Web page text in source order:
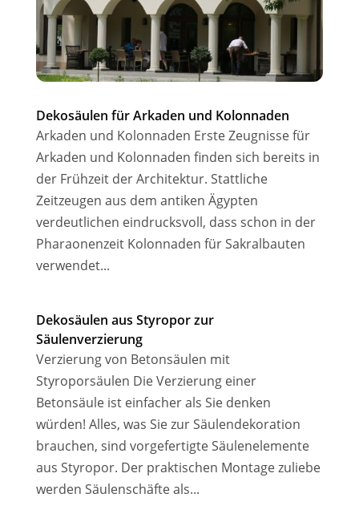
Dekosäulen für Arkaden und Kolonnaden
Arkaden und Kolonnaden Erste Zeugnisse für
Arkaden und Kolonnaden finden sich bereits in
der Frühzeit der Architektur. Stattliche
Zeitzeugen aus dem antiken Ägypten
verdeutlichen eindrucksvoll, dass schon in der
Pharaonenzeit Kolonnaden für Sakralbauten
verwendet...
Dekosäulen aus Styropor zur
Säulenverzierung
Verzierung von Betonsäulen mit
Styroporsäulen Die Verzierung einer
Betonsäule ist einfacher als Sie denken
würden! Alles, was Sie zur Säulendekoration
brauchen, sind vorgefertigte Säulenelemente
aus Styropor. Der praktischen Montage zuliebe
werden Säulenschäfte als...